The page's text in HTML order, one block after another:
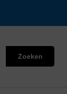
Zoeken